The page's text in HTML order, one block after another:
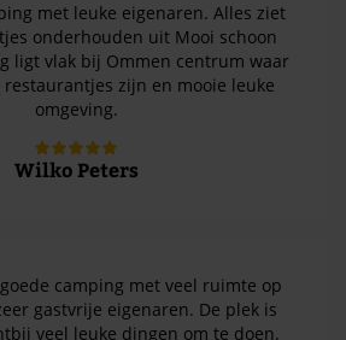
met leuke eigenaren. Alles ziet
onderhouden uit Mooi schoon
ligt vlak bij Ommen centrum waar
zijn en mooie leuke
omgeving.
Wilko Peters
camping met veel ruimte op
gastvrije eigenaren. De plek is
veel leuke dingen om te doen.